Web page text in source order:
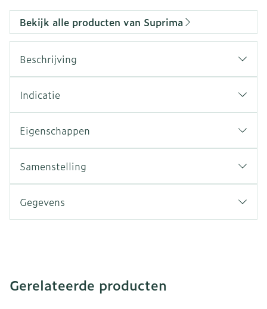
Bekijk alle producten van Suprima
Beschrijving
Indicatie
Eigenschappen
Samenstelling
Gegevens
Gerelateerde producten